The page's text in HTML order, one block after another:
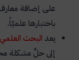
على إضافة
باختبارها علميّاً.
يعد البحث العلمي
إلى حلِّ مشكلة